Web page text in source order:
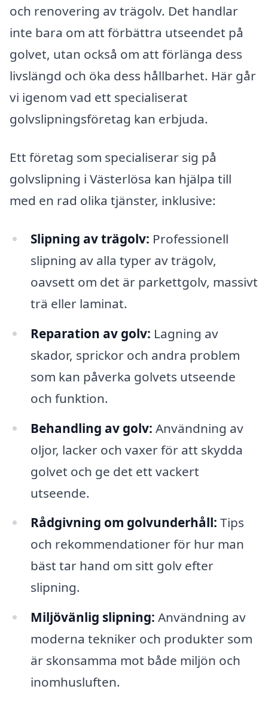
och renovering av trägolv. Det handlar
inte bara om att förbättra utseendet på
golvet, utan också om att förlänga dess
livslängd och öka dess hållbarhet. Här går
vi igenom vad ett specialiserat
golvslipningsföretag kan erbjuda.
Ett företag som specialiserar sig på
golvslipning i Västerlösa kan hjälpa till
med en rad olika tjänster, inklusive:
Slipning av trägolv: Professionell
slipning av alla typer av trägolv,
oavsett om det är parkettgolv, massivt
trä eller laminat.
Reparation av golv: Lagning av
skador, sprickor och andra problem
som kan påverka golvets utseende
och funktion.
Behandling av golv: Användning av
oljor, lacker och vaxer för att skydda
golvet och ge det ett vackert
utseende.
Rådgivning om golvunderhåll: Tips
och rekommendationer för hur man
bäst tar hand om sitt golv efter
slipning.
Miljövänlig slipning: Användning av
moderna tekniker och produkter som
är skonsamma mot både miljön och
inomhusluften.